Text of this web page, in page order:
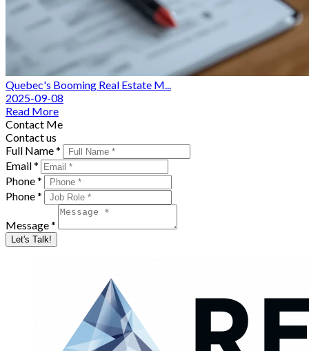
Quebec's Booming Real Estate M...
2025-09-08
Read More
Contact Me
Contact us
Full Name *
Email *
Phone *
Phone *
Message *
Let's Talk!